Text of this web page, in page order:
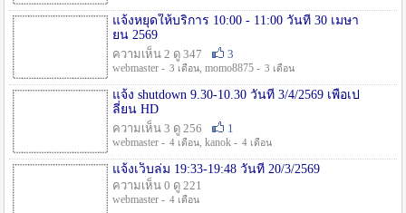
แจ้งหยุดให้บริการ 10:00 - 11:00 วันที่ 30 เมษา
ยน 2569
ความเห็น 2 ดู 347
3
webmaster - 3 เดือน, momo8875 - 3 เดือน
แจ้ง shutdown 9.30-10.30 วันที่ 3/4/2569 เพื่อเป
ลี่ยน HD
ความเห็น 3 ดู 256
1
webmaster - 4 เดือน, kanok - 4 เดือน
แจ้งเว็บล่ม 19:33-19:48 วันที่ 20/3/2569
ความเห็น 0 ดู 221
webmaster - 4 เดือน